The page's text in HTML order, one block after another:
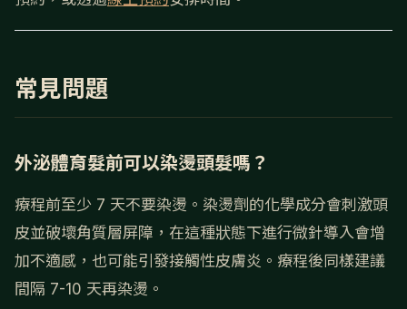
常見問題
外泌體育髮前可以染燙頭髮嗎？
療程前至少 7 天不要染燙。染燙劑的化學成分會刺激頭
皮並破壞角質層屏障，在這種狀態下進行微針導入會增
加不適感，也可能引發接觸性皮膚炎。療程後同樣建議
間隔 7-10 天再染燙。